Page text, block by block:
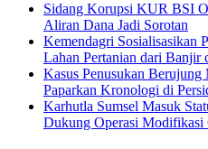
Sidang Korupsi KUR BSI
Aliran Dana Jadi Sorotan
Kemendagri Sosialisasikan
Lahan Pertanian dari Banjir
Kasus Penusukan
Paparkan Kronologi di
Karhutla Sumsel Masuk
Dukung Operasi Modifikasi